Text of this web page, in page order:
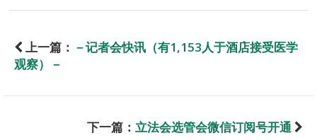
上一篇： －记者会快讯（有1,153人于酒店接受医学
观察）－
下一篇： 立法会选管会微信订阅号开通